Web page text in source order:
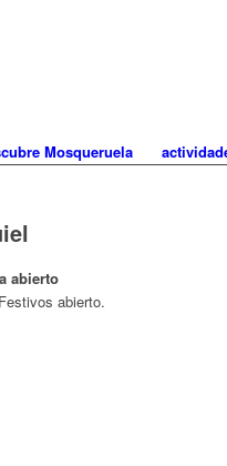
Mosqueruela
abierto
abierto.